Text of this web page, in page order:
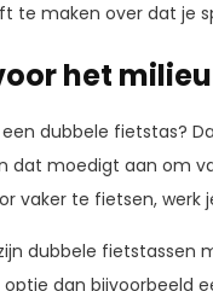
te maken over dat je
het milieu
een dubbele fietstas?
dat moedigt aan om
vaker te fietsen, werk
dubbele fietstassen
dan bijvoorbeeld